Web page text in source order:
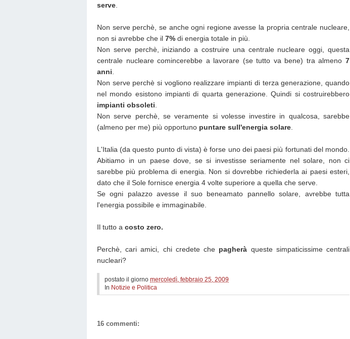
serve
Non serve perchè, se anche ogni regione avesse la propria centrale nucleare,
non si avrebbe che il 7% di energia totale in più.
Non serve perchè, iniziando a costruire una centrale nucleare oggi, questa
centrale nucleare comincerebbe a lavorare (se tutto va bene) tra almeno 7
anni
Non serve perchè si vogliono realizzare impianti di terza generazione, quando
nel mondo esistono impianti di quarta generazione. Quindi si costruirebbero
impianti obsoleti
Non serve perchè, se veramente si volesse investire in qualcosa, sarebbe
(almeno per me) più opportuno puntare sull'energia solare
L'Italia (da questo punto di vista) è forse uno dei paesi più fortunati del mondo.
Abitiamo in un paese dove, se si investisse seriamente nel solare, non ci
sarebbe più problema di energia. Non si dovrebbe richiederla ai paesi esteri,
dato che il Sole fornisce energia 4 volte superiore a quella che serve.
Se ogni palazzo avesse il suo beneamato pannello solare, avrebbe tutta
l'energia possibile e immaginabile.
Il tutto a costo zero.
Perchè, cari amici, chi credete che pagherà queste simpaticissime centrali
nucleari?
postato il giorno mercoledì, febbraio 25, 2009
In Notizie e Politica
16 commenti: